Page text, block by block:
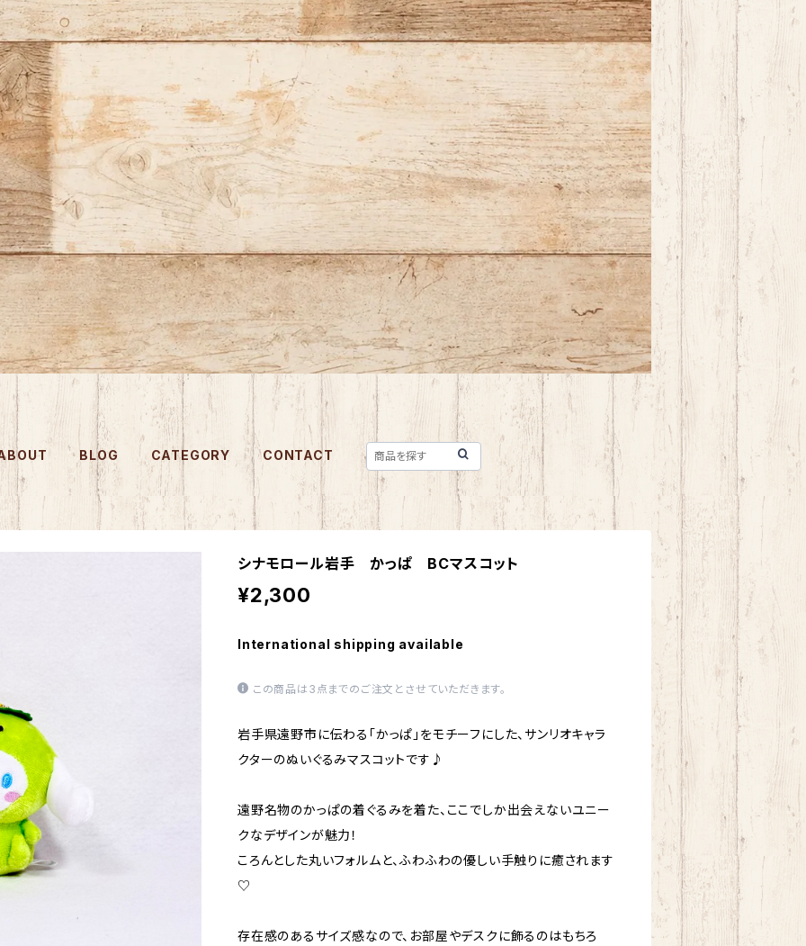
BLOG CATEGORY CONTACT
シナモロール岩手 かっぱ BCマスコット
¥2,300
International shipping available
この商品は3点までのご注文とさせていただきます。
岩手県遠野市に伝わる「かっぱ」をモチーフにした、サンリオキャラ
クターのぬいぐるみマスコットです♪
遠野名物のかっぱの着ぐるみを着た、ここでしか出会えないユニー
クなデザインが魅力！
ころんとした丸いフォルムと、ふわふわの優しい手触りに癒されます
♡
存在感のあるサイズ感なので、お部屋やデスクに飾るのはもちろ